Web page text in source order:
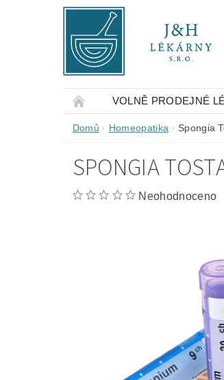
VOLNĚ PRODEJNÉ
OBCHODNÍ PODMÍNKY
Domů Homeopatika Spongia
SPONGIA
Neohodnoceno